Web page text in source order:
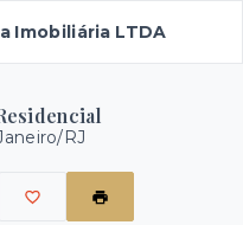
Imobiliária LTDA
RJ